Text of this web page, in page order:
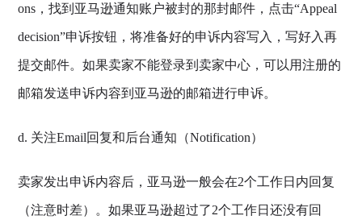
ons，找到亚马逊通知账户被封的那封邮件，点击“Appeal
decision”申诉按钮，将准备好的申诉内容写入，写好入再
提交邮件。如果卖家不能登录到卖家中心，可以用注册的
邮箱发送申诉内容到亚马逊的邮箱进行申诉。
d. 关注Email回复和后台通知（Notification）
卖家发出申诉内容后，亚马逊一般会在2个工作日内回复
（注意时差）。如果亚马逊超过了2个工作日还没有回